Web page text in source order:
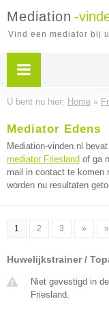
Mediation -
Vind een mediator bij
U bent nu hier: Home »
Mediator Edens
Mediation-vinden.nl
mediator Friesland of ga
mail in contact te komen
worden nu resultaten
1 2 3 »
Huwelijkstrainer /
Niet gevestigd in
Friesland.